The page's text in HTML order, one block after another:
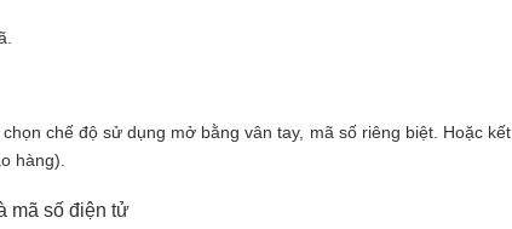
chế độ sử dụng mở bằng vân tay, mã số riêng biệt. Hoặc kết
hàng).